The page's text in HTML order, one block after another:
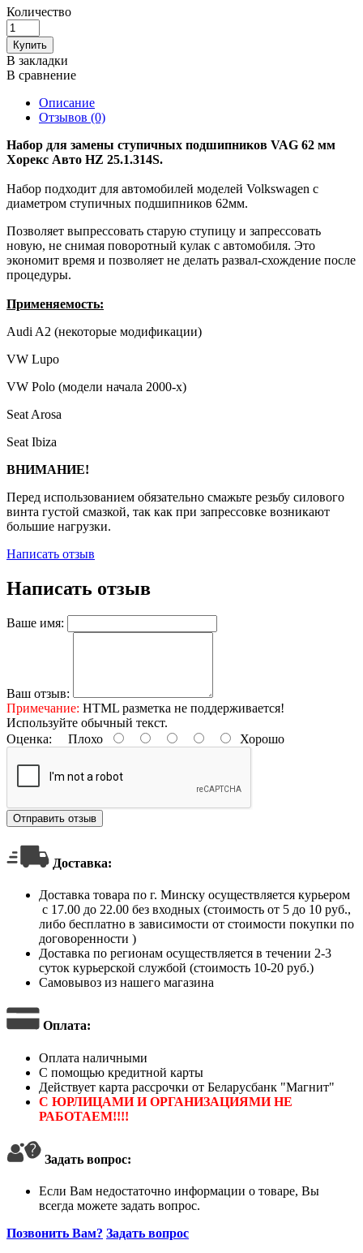
Количество
Купить
В закладки
В сравнение
Описание
Отзывов (0)
Набор для замены ступичных подшипников VAG 62 мм
Хорекс Авто HZ 25.1.314S.
Набор подходит для автомобилей моделей Volkswagen с
диаметром ступичных подшипников 62мм.
Позволяет выпрессовать старую ступицу и запрессовать
новую, не снимая поворотный кулак с автомобиля. Это
экономит время и позволяет не делать развал-схождение после
процедуры.
Применяемость:
Audi A2 (некоторые модификации)
VW Lupo
VW Polo (модели начала 2000-х)
Seat Arosa
Seat Ibiza
ВНИМАНИЕ!
Перед использованием обязательно смажьте резьбу силового
винта густой смазкой, так как при запрессовке возникают
большие нагрузки.
Написать отзыв
Написать отзыв
Ваше имя:
Ваш отзыв:
Примечание: HTML разметка не поддерживается!
Используйте обычный текст.
Оценка: Плохо Хорошо
Отправить отзыв
Доставка:
Доставка товара по г. Минску осуществляется курьером
с 17.00 до 22.00 без входных (стоимость от 5 до 10 руб.,
либо бесплатно в зависимости от стоимости покупки по
договоренности )
Доставка по регионам осуществляется в течении 2-3
суток курьерской службой (стоимость 10-20 руб.)
Самовывоз из нашего магазина
Оплата:
Оплата наличными
С помощью кредитной карты
Действует карта рассрочки от Беларусбанк "Магнит"
С ЮРЛИЦАМИ И ОРГАНИЗАЦИЯМИ НЕ
РАБОТАЕМ!!!!
Задать вопрос:
Если Вам недостаточно информации о товаре, Вы
всегда можете задать вопрос.
Позвонить Вам? Задать вопрос